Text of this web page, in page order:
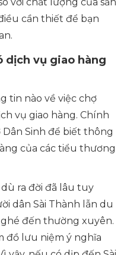
cần thiết để bạn
dịch vụ giao hàng
tin nào về việc chợ
vụ giao hàng. Chính
Sinh để biết thông
của các tiểu thương
dù ra đời đã lâu tuy
dân Sài Thành lẫn du
đến thường xuyên.
đồ lưu niệm ý nghĩa